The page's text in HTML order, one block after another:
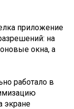
приложение
на
окна, а
работало в
экране